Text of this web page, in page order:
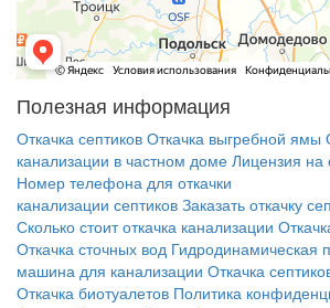
Полезная информация
Откачка септиков Откачка выгребной ямы
канализации в частном доме Лицензия на
Номер телефона для откачки
канализации септиков Заказать откачку
Сколько стоит откачка канализации
Откачка сточных вод Гидродинамическая
машина для канализации Откачка
Откачка биотуалетов Политика